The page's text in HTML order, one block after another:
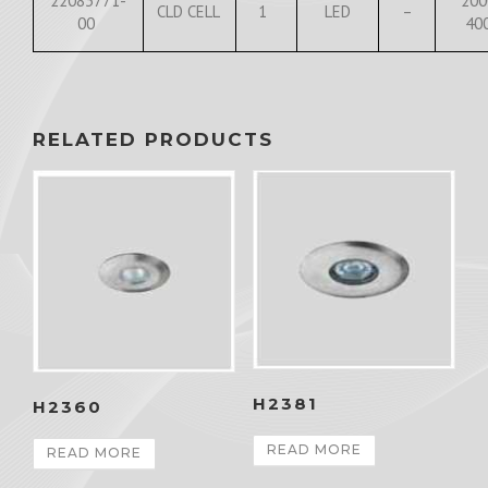
00
CLD CELL 1 LED –
RELATED PRODUCTS
H2360
READ MORE
H2381
READ MORE